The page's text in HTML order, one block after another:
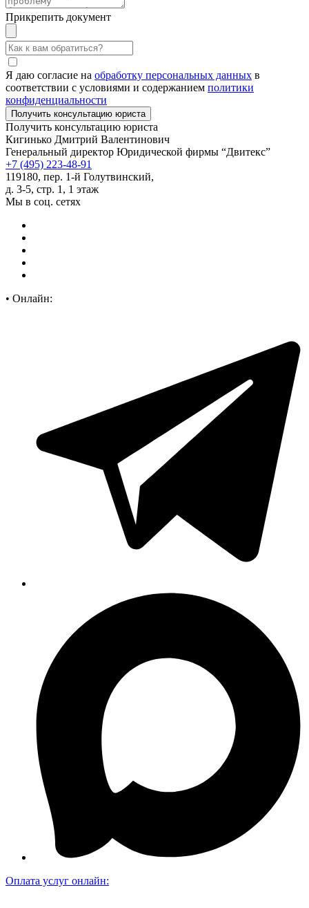
Прикрепить документ
Я даю согласие на обработку персональных данных в
соответствии с условиями и содержанием политики
конфиденциальности
Получить консультацию юриста
Кигинько Дмитрий Валентинович
Генеральный директор Юридической фирмы “Двитекс”
+7 (495) 223-48-91
119180, пер. 1-й Голутвинский,
д. 3-5, стр. 1, 1 этаж
Мы в соц. сетях
• Онлайн:
Оплата услуг онлайн: